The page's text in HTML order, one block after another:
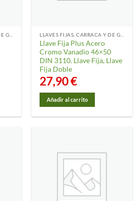
Llave Fija Plus Acero
Cromo Vanadio 46×50
DIN 3110. Llave Fija, Llave
Fija Doble
27,90€
Añadir al carrito